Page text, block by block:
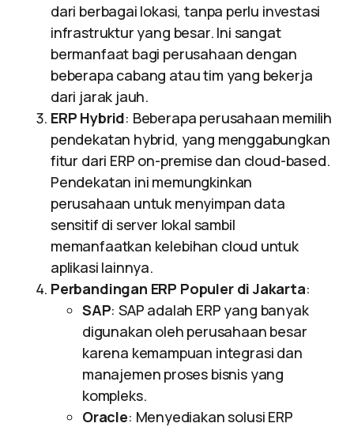
dari berbagai lokasi, tanpa perlu investasi
infrastruktur yang besar. Ini sangat
bermanfaat bagi perusahaan dengan
beberapa cabang atau tim yang bekerja
dari jarak jauh.
ERP Hybrid: Beberapa perusahaan memilih
pendekatan hybrid, yang menggabungkan
fitur dari ERP on-premise dan cloud-based.
Pendekatan ini memungkinkan
perusahaan untuk menyimpan data
sensitif di server lokal sambil
memanfaatkan kelebihan cloud untuk
aplikasi lainnya.
Perbandingan ERP Populer di Jakarta:
SAP: SAP adalah ERP yang banyak
digunakan oleh perusahaan besar
karena kemampuan integrasi dan
manajemen proses bisnis yang
kompleks.
Oracle: Menyediakan solusi ERP